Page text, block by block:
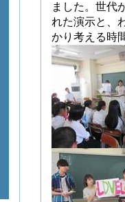
ました。世代
れた演示と、
かり考える時